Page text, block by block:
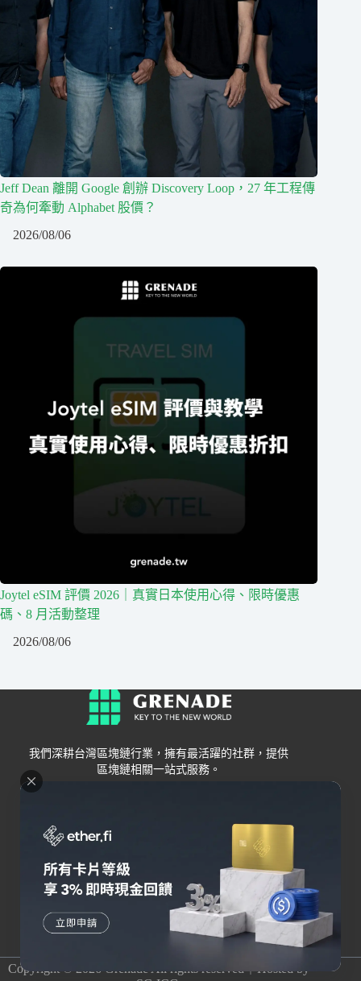
Jeff Dean 離開 Google 創辦 Discovery Loop，27 年工程傳
奇為何牽動 Alphabet 股價？
2026/08/06
Joytel eSIM 評價 2026｜真實日本使用心得、限時優惠
碼、8 月活動整理
2026/08/06
我們深耕台灣區塊鏈行業，擁有最活躍的社群，提供
區塊鏈相關一站式服務。
Grenade
關於我們
聯絡我們
錢包
交易所
Bybit
OKX
HOYA BIT
其他
Copyright © 2026 Grenade All rights reserved｜Hosted by